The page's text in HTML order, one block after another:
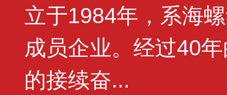
立于1984年，系海
成员企业。经过40
的接续奋...